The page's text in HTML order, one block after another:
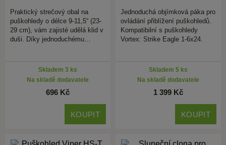
Praktický strečový obal na
puškohledy o délce 9-11,5“ (23-
29 cm), vám zajisté udělá klid v
duši. Díky jednoduchému…
Skladem 3 ks
Na skladě dodavatele
696 Kč
KOUPIT
Jednoduchá objímková páka pro
ovládání přiblížení puškohledů.
Kompatibilní s puškohledy
Vortex: Strike Eagle 1-6x24.
Skladem 5 ks
Na skladě dodavatele
1 399 Kč
KOUPIT